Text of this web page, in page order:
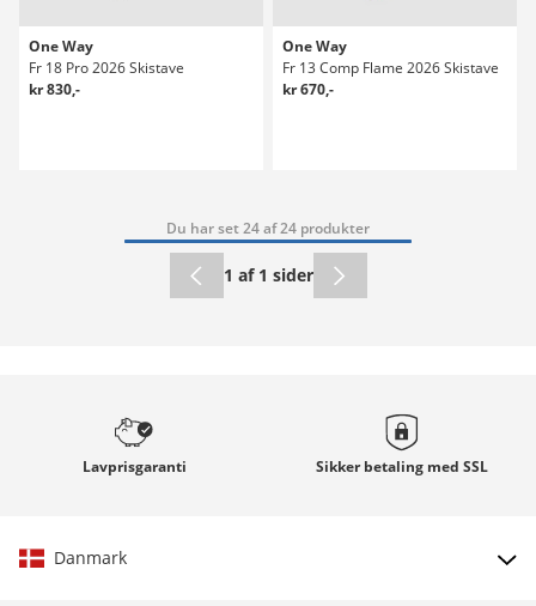
One Way
Fr 18 Pro 2026 Skistave
kr 830,-
One Way
Fr 13 Comp Flame 2026 Skistave
kr 670,-
Du har set 24 af 24 produkter
1 af 1 sider
Lavprisgaranti Sikker betaling med SSL
Danmark